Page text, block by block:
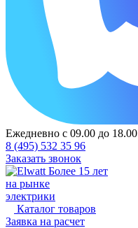
Ежедневно с 09.00 до 18.00
8 (495) 532 35 96
Заказать звонок
Более 15 лет
на рынке
электрики
Каталог товаров
Заявка на расчет